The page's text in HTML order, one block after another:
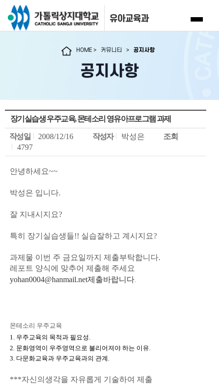
유아교육과
HOME > 커뮤니티 > 공지사항
공지사항
장기실습생 우주교육, 몬테소리 영유아프로그램 과제
작성일 2008/12/16 작성자 박성은
조회
4797
안녕하세요~~
박성은 입니다.
잘 지내시지요?
특히 장기실습생들!! 실습잘하고 계시지요?
과제물 이번 주 금요일까지 제출부탁합니다.
레포트 양식에 맞추어 제출해 주세요
yohan0004@hanmail.net제출바랍니다
몬테소리 우주교육
1. 우주교육의 목적과 필요성.
2. 문화영역이 우주영역으로 불리어져야 하는 이유.
3. 다문화교육과 우주교육과의 관계
***자신의생각을 자유롭게 기술하여 제출